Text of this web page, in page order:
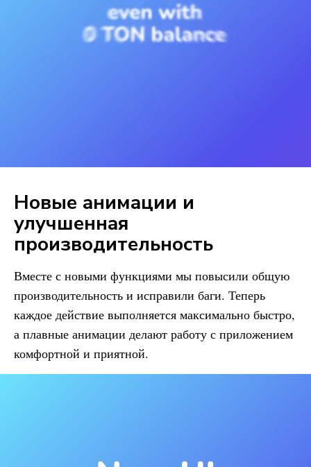
Новые анимации и
улучшенная
производительность
Вместе с новыми функциями мы повысили общую
производительность и исправили баги. Теперь
каждое действие выполняется максимально быстро,
а плавные анимации делают работу с приложением
комфортной и приятной.